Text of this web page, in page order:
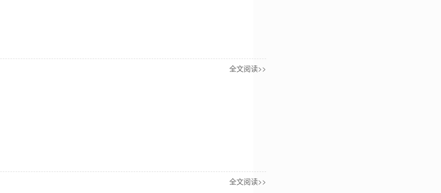
全文阅读>>
全文阅读>>